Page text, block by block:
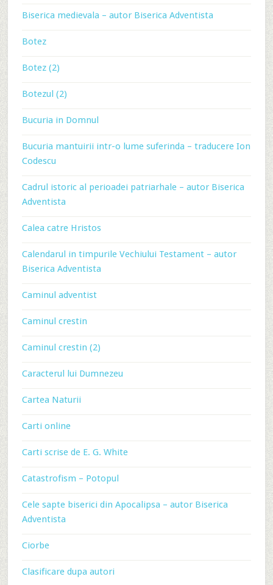
Biserica medievala – autor Biserica Adventista
Botez
Botez (2)
Botezul (2)
Bucuria in Domnul
Bucuria mantuirii intr-o lume suferinda – traducere Ion
Codescu
Cadrul istoric al perioadei patriarhale – autor Biserica
Adventista
Calea catre Hristos
Calendarul in timpurile Vechiului Testament – autor
Biserica Adventista
Caminul adventist
Caminul crestin
Caminul crestin (2)
Caracterul lui Dumnezeu
Cartea Naturii
Carti online
Carti scrise de E. G. White
Catastrofism – Potopul
Cele sapte biserici din Apocalipsa – autor Biserica
Adventista
Ciorbe
Clasificare dupa autori